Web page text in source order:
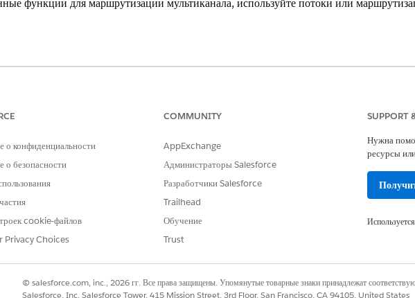
функции для маршрутизации мультиканала, используйте потоки или
использует Salesforce Flow для создания настраиваемой автоматической логики
См. Расширенная маршрутизация посредством потоков мультиканала
навыков для маршрутизации работы для поддержки представителей на основе их
для рабочего элемента, а потом настройте маршрутизацию на основе навыков посредством
рабочих элементов в навыки
стать лучше!
о конфиденциальности
о безопасности
cookie-файлов
Privacy Choices
COMMUNITY
AppExchange
Администраторы Salesforce
Разработчики Salesforce
Trailhead
Обучение
Trust
SUPPORT
Нужна
ресурсы
Используется
© salesforce.com, inc., 2026 гг. Все права защищены. Упомянутые товарные знаки принадлежат
Salesforce, Inc. Salesforce Tower, 415 Mission Street, 3rd Floor, San Francisco, CA 94105, United States